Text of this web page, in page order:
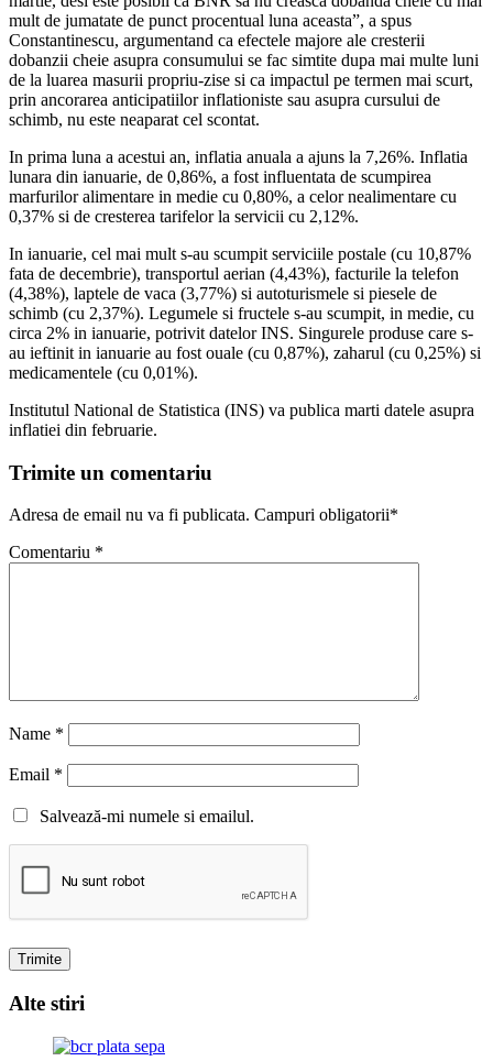
mult de jumatate de punct procentual luna aceasta”, a spus
Constantinescu, argumentand ca efectele majore ale cresterii
dobanzii cheie asupra consumului se fac simtite dupa mai multe luni
de la luarea masurii propriu-zise si ca impactul pe termen mai scurt,
prin ancorarea anticipatiilor inflationiste sau asupra cursului de
schimb, nu este neaparat cel scontat.
In prima luna a acestui an, inflatia anuala a ajuns la 7,26%. Inflatia
lunara din ianuarie, de 0,86%, a fost influentata de scumpirea
marfurilor alimentare in medie cu 0,80%, a celor nealimentare cu
0,37% si de cresterea tarifelor la servicii cu 2,12%.
In ianuarie, cel mai mult s-au scumpit serviciile postale (cu 10,87%
fata de decembrie), transportul aerian (4,43%), facturile la telefon
(4,38%), laptele de vaca (3,77%) si autoturismele si piesele de
schimb (cu 2,37%). Legumele si fructele s-au scumpit, in medie, cu
circa 2% in ianuarie, potrivit datelor INS. Singurele produse care s-
au ieftinit in ianuarie au fost ouale (cu 0,87%), zaharul (cu 0,25%) si
medicamentele (cu 0,01%).
Institutul National de Statistica (INS) va publica marti datele asupra
inflatiei din februarie.
Trimite un comentariu
Adresa de email nu va fi publicata. Campuri obligatorii*
Comentariu *
Name *
Email *
Salvează-mi numele si emailul.
Alte stiri